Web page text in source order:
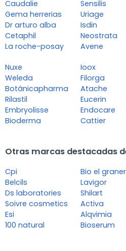
Caudalie
Gema herrerias
Dr arturo alba
Cetaphil
La roche-posay
Sensilis
Uriage
Isdin
Neostrata
Avene
Nuxe
Weleda
Botánicapharma
Rilastil
Embryolisse
Bioderma
Ioox
Filorga
Atache
Eucerin
Endocare
Cattier
Otras marcas destacadas
Cpi
Belcils
Ds laboratories
Soivre cosmetics
Esi
100 natural
Bio el
Lavigor
Shilart
Activa
Alqvimia
Bioserum